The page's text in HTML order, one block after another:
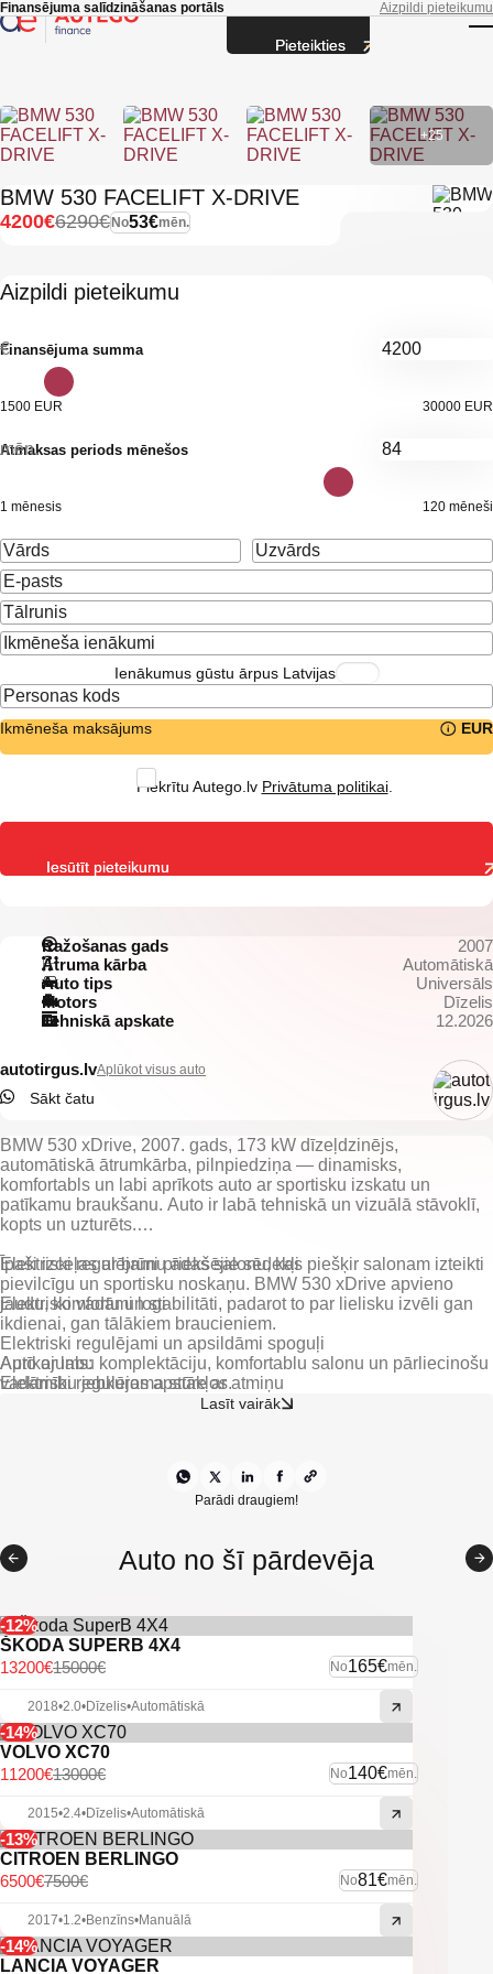
Skip to main content
Finansējuma salīdzināšanas portāls Aizpildi pieteikumu
+25
BMW 530 FACELIFT X-DRIVE
No53€mēn.
6290€
4200€
Aizpildi pieteikumu
Finansējuma summa
€
1500 EUR 30000 EUR
Atmaksas periods mēnešos
mēn.
1 mēnesis 120 mēneši
Ienākumus gūstu ārpus Latvijas
Ikmēneša maksājums EUR
Piekrītu Autego.lv Privātuma politikai.
Ražošanas gads
2007
Ātruma kārba
Automātiskā
Auto tips
Universāls
Motors
Dīzelis
Tehniskā apskate
12.2026
autotirgus.lvAplūkot visus auto
Sākt čatu
BMW 530 xDrive, 2007. gads, 173 kW dīzeļdzinējs,
automātiskā ātrumkārba, pilnpiedziņa — dinamisks,
komfortabls un labi aprīkots auto ar sportisku izskatu un
patīkamu braukšanu. Auto ir labā tehniskā un vizuālā stāvoklī,
kopts un uzturēts.
Īpaši izceļas ar brūnu ādas salonu, kas piešķir salonam izteikti
pievilcīgu un sportisku noskaņu. BMW 530 xDrive apvieno
jaudu, komfortu un stabilitāti, padarot to par lielisku izvēli gan
ikdienai, gan tālākiem braucieniem.
Aprīkojums:
Elektriski regulējami priekšējie sēdekļi
Elektriski vadāmi logi
Elektriski regulējami un apsildāmi spoguļi
Elektriski regulējama stūre ar atmiņu
Lietus sensors
BMW multimediju sistēma / navigācija
Priekšējie un aizmugurējie parkošanās sensori
Automātiskās tuvās gaismas
Xenon lukturi ar mazgātājiem
Miglas lukturi
Citas ekstras
Auto ar labu komplektāciju, komfortablu salonu un pārliecinošu
vadāmību jebkuros apstākļos.
Lasīt vairāk
Parādi draugiem!
Auto no šī pārdevēja
-12%
ŠKODA SUPERB 4X4
No165€mēn.
15000€
13200€
2018•2.0•Dīzelis•Automātiskā
-14%
VOLVO XC70
No140€mēn.
13000€
11200€
2015•2.4•Dīzelis•Automātiskā
-13%
CITROEN BERLINGO
No81€mēn.
7500€
6500€
2017•1.2•Benzīns•Manuālā
-14%
LANCIA VOYAGER